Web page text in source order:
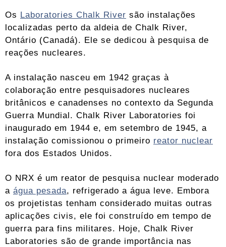
Os Laboratories Chalk River são instalações
localizadas perto da aldeia de Chalk River,
Ontário (Canadá). Ele se dedicou à pesquisa de
reações nucleares.
A instalação nasceu em 1942 graças à
colaboração entre pesquisadores nucleares
britânicos e canadenses no contexto da Segunda
Guerra Mundial. Chalk River Laboratories foi
inaugurado em 1944 e, em setembro de 1945, a
instalação comissionou o primeiro reator nuclear
fora dos Estados Unidos.
O NRX é um reator de pesquisa nuclear moderado
a água pesada, refrigerado a água leve. Embora
os projetistas tenham considerado muitas outras
aplicações civis, ele foi construído em tempo de
guerra para fins militares. Hoje, Chalk River
Laboratories são de grande importância nas